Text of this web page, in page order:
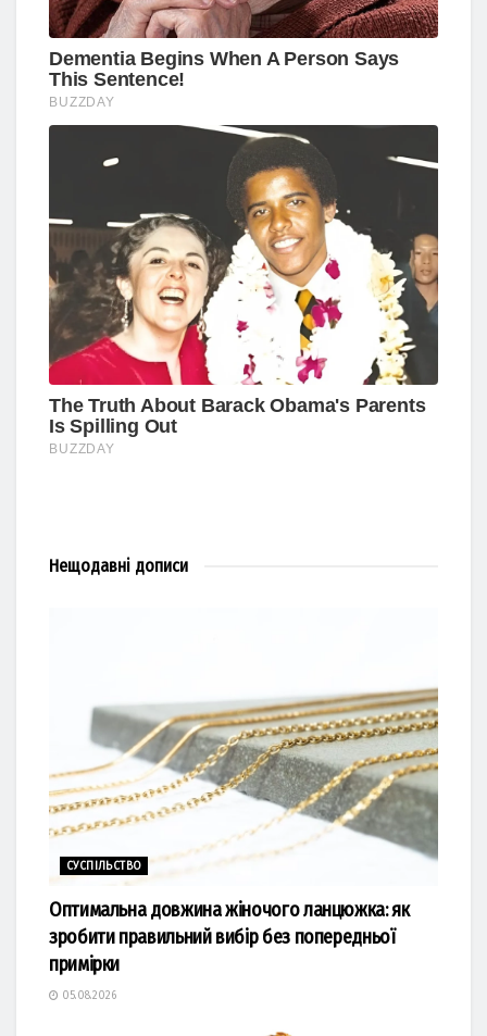
Нещодавні дописи
СУСПІЛЬСТВО
Оптимальна довжина жіночого ланцюжка: як
зробити правильний вибір без попередньої
примірки
05.08.2026